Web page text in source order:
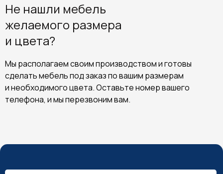
Не нашли мебель
желаемого размера
и цвета?
Мы располагаем своим производством и готовы
сделать мебель под заказ по вашим размерам
и необходимого цвета. Оставьте номер вашего
телефона, и мы перезвоним вам.